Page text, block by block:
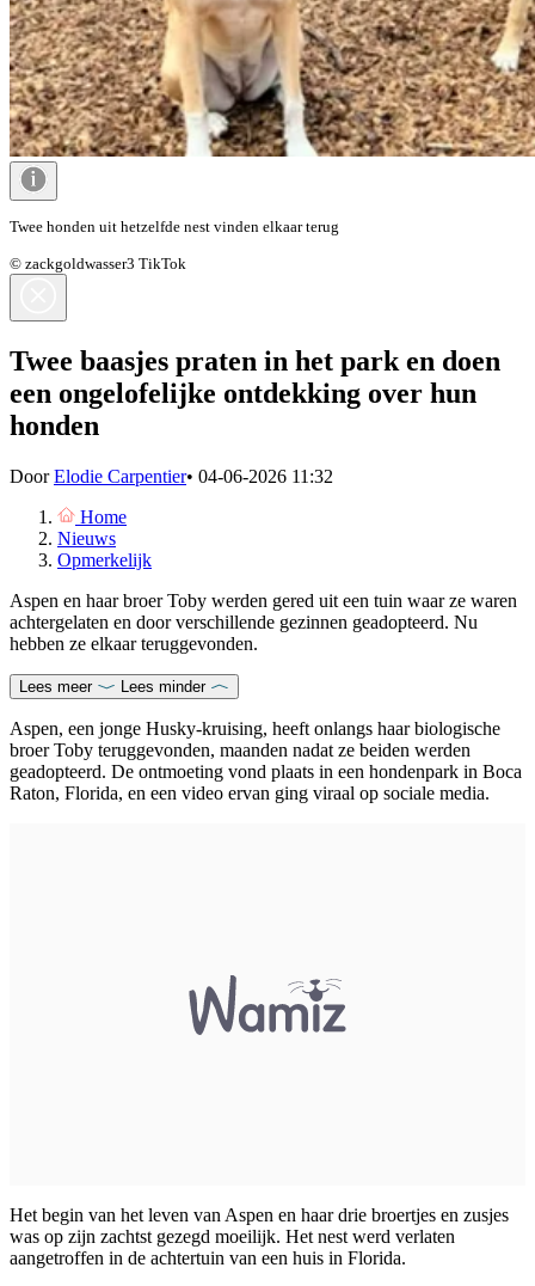
Twee honden uit hetzelfde nest vinden elkaar terug
© zackgoldwasser3 TikTok
Twee baasjes praten in het park en doen
een ongelofelijke ontdekking over hun
honden
DoorElodie Carpentier• 04-06-2026 11:32
Home
Nieuws
Opmerkelijk
Aspen en haar broer Toby werden gered uit een tuin waar ze waren
achtergelaten en door verschillende gezinnen geadopteerd. Nu
hebben ze elkaar teruggevonden.
Lees meer Lees minder
Aspen, een jonge Husky-kruising, heeft onlangs haar biologische
broer Toby teruggevonden, maanden nadat ze beiden werden
geadopteerd. De ontmoeting vond plaats in een hondenpark in Boca
Raton, Florida, en een video ervan ging viraal op sociale media.
Het begin van het leven van Aspen en haar drie broertjes en zusjes
was op zijn zachtst gezegd moeilijk. Het nest werd verlaten
aangetroffen in de achtertuin van een huis in Florida.